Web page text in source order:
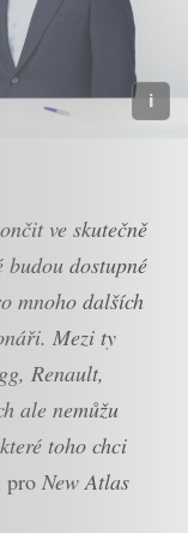
ve skutečně
budou dostupné
mnoho dalších
Mezi ty
Renault,
ale nemůžu
toho chci
pro New Atlas